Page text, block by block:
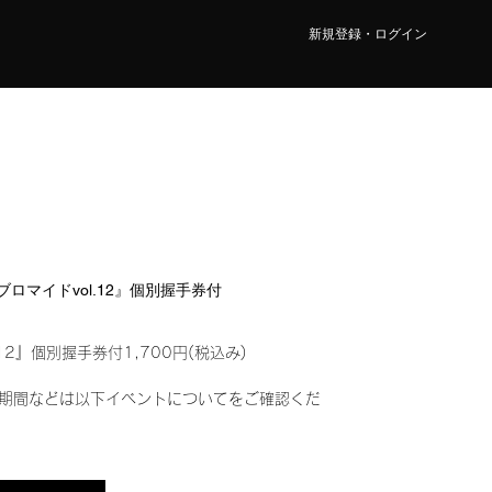
新規登録・ログイン
ロマイドvol.12』個別握手券付
』個別握手券付1,700円(税込み)
間などは以下イベントについてをご確認くだ